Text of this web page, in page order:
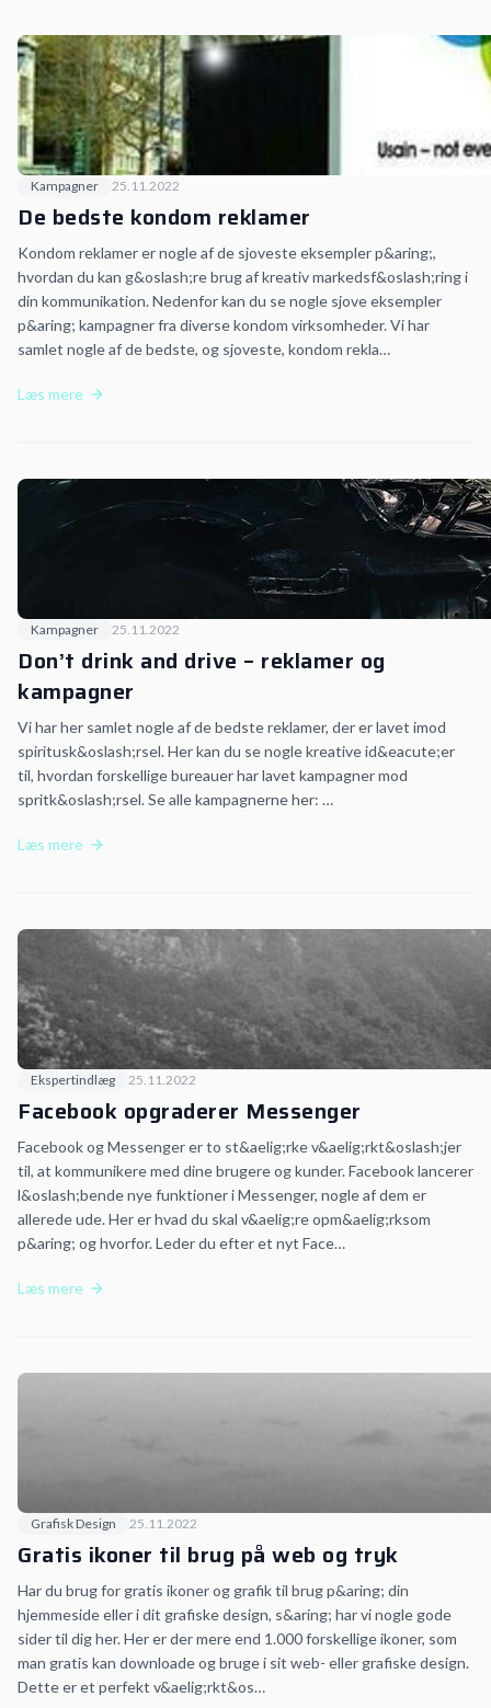
Kampagner 25.11.2022
De bedste kondom reklamer
Kondom reklamer er nogle af de sjoveste eksempler p&aring;,
hvordan du kan g&oslash;re brug af kreativ markedsf&oslash;ring i
din kommunikation. Nedenfor kan du se nogle sjove eksempler
p&aring; kampagner fra diverse kondom virksomheder. Vi har
samlet nogle af de bedste, og sjoveste, kondom rekla…
Læs mere
Kampagner 25.11.2022
Don’t drink and drive – reklamer og
kampagner
Vi har her samlet nogle af de bedste reklamer, der er lavet imod
spiritusk&oslash;rsel. Her kan du se nogle kreative id&eacute;er
til, hvordan forskellige bureauer har lavet kampagner mod
spritk&oslash;rsel. Se alle kampagnerne her: …
Læs mere
Ekspertindlæg 25.11.2022
Facebook opgraderer Messenger
Facebook og Messenger er to st&aelig;rke v&aelig;rkt&oslash;jer
til, at kommunikere med dine brugere og kunder. Facebook lancerer
l&oslash;bende nye funktioner i Messenger, nogle af dem er
allerede ude. Her er hvad du skal v&aelig;re opm&aelig;rksom
p&aring; og hvorfor. Leder du efter et nyt Face…
Læs mere
Grafisk Design 25.11.2022
Gratis ikoner til brug på web og tryk
Har du brug for gratis ikoner og grafik til brug p&aring; din
hjemmeside eller i dit grafiske design, s&aring; har vi nogle gode
sider til dig her. Her er der mere end 1.000 forskellige ikoner, som
man gratis kan downloade og bruge i sit web- eller grafiske design.
Dette er et perfekt v&aelig;rkt&os…